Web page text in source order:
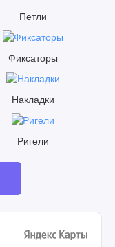
Петли
Фиксаторы
Накладки
Ригели